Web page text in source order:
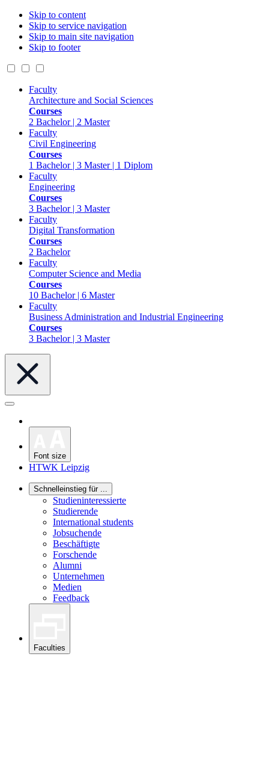
Skip to content
Skip to service navigation
Skip to main site navigation
Skip to footer
Faculty
Architecture and Social Sciences
Courses
2 Bachelor | 2 Master
Faculty
Civil Engineering
Courses
1 Bachelor | 3 Master | 1 Diplom
Faculty
Engineering
Courses
3 Bachelor | 3 Master
Faculty
Digital Transformation
Courses
2 Bachelor
Faculty
Computer Science and Media
Courses
10 Bachelor | 6 Master
Faculty
Business Administration and Industrial Engineering
Courses
3 Bachelor | 3 Master
Font size
HTWK Leipzig
Schnelleinstieg für ...
Studieninteressierte
Studierende
International students
Jobsuchende
Beschäftigte
Forschende
Alumni
Unternehmen
Medien
Feedback
Faculties